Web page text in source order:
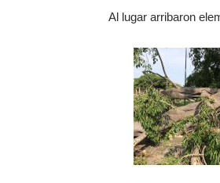
Al lugar arribaron